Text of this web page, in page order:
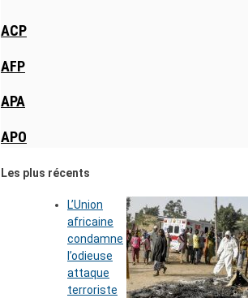
ACP
AFP
APA
APO
Les plus récents
L’Union
africaine
condamne
l’odieuse
attaque
terroriste